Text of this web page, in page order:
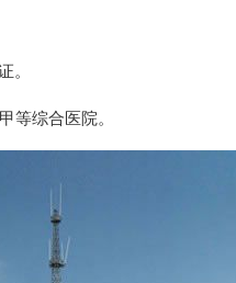
。
等综合医院。